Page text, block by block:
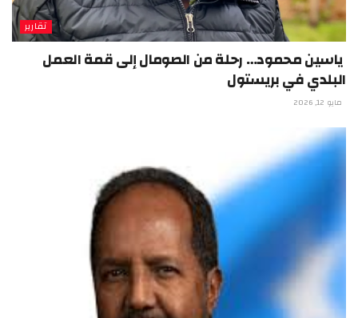
تقارير
ياسين محمود… رحلة من الصومال إلى قمة العمل
البلدي في بريستول
مايو 12, 2026